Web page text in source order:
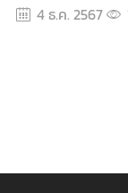
ง
4 ธ.ค. 2567